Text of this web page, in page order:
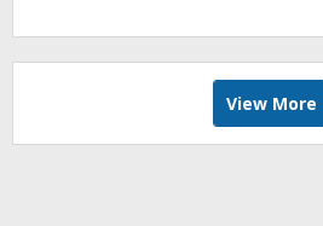
View More